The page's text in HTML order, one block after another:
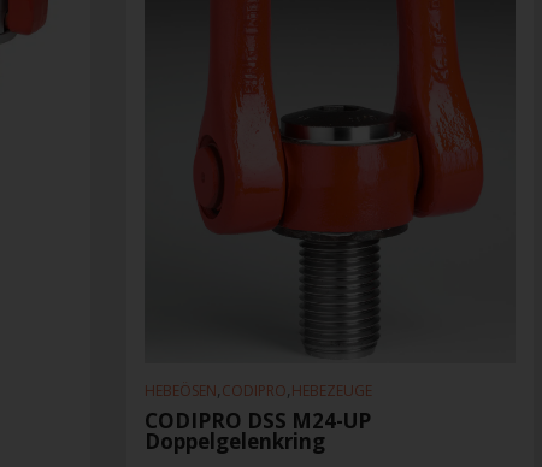
HEBEÖSEN,CODIPRO,HEBEZEUGE
CODIPRO DSS M24-UP
Doppelgelenkring